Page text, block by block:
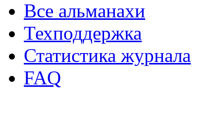
Все альманахи
Техподдержка
Статистика журнала
FAQ